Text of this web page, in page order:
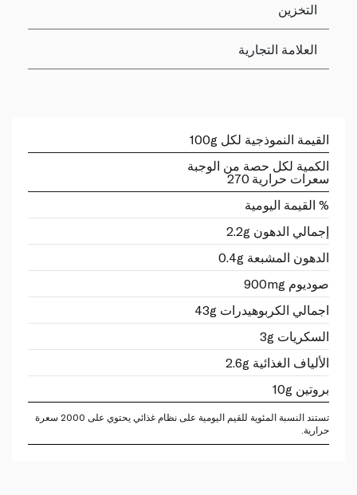
التخزين
العلامة التجارية
القيمة النموذجية لكل 100g
الكمية لكل حصة من الوجبة
سعرات حرارية 270
% القيمة اليومية
إجمالي الدهون 2.2g
الدهون المشبعة 0.4g
صوديوم 900mg
اجمالي الكربوهيدرات 43g
السكريات 3g
الألياف الغذائية 2.6g
بروتين 10g
تستند النسبة المئوية للقيم اليومية على نظام غذائي يحتوي على 2000 سعرة
حرارية.